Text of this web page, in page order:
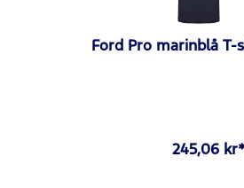
Ford Pro marinblå T-
245,06